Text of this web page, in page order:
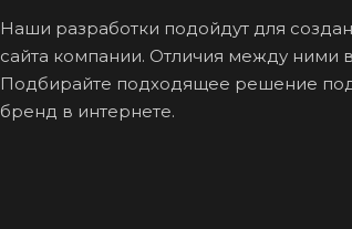
Наши разработки подойдут для
сайта компании. Отличия между ними
Подбирайте подходящее решение
бренд в интернете.